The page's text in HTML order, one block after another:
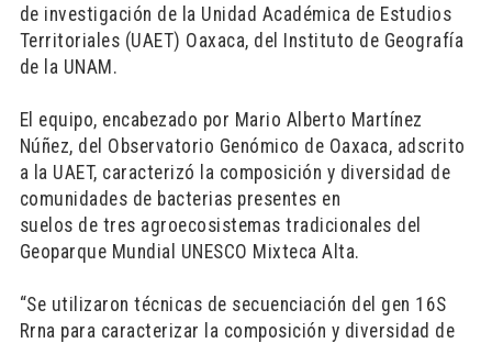
de investigación de la Unidad Académica de Estudios
Territoriales (UAET) Oaxaca, del Instituto de Geografía
de la UNAM.
El equipo, encabezado por Mario Alberto Martínez
Núñez, del Observatorio Genómico de Oaxaca, adscrito
a la UAET, caracterizó la composición y diversidad de
comunidades de bacterias presentes en
suelos de tres agroecosistemas tradicionales del
Geoparque Mundial UNESCO Mixteca Alta.
“Se utilizaron técnicas de secuenciación del gen 16S
Rrna para caracterizar la composición y diversidad de